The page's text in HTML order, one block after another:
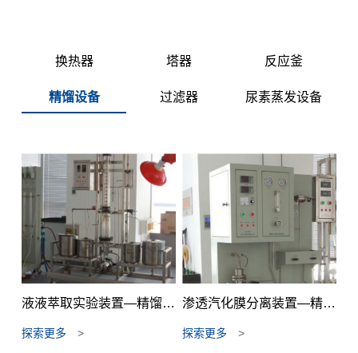
换热器 塔器 反应釜
精馏设备 过滤器 尿素蒸发设备
液液萃取实验装置—精馏设备
探索更多 >
渗透汽化膜分离装置—精馏设备
探索更多 >